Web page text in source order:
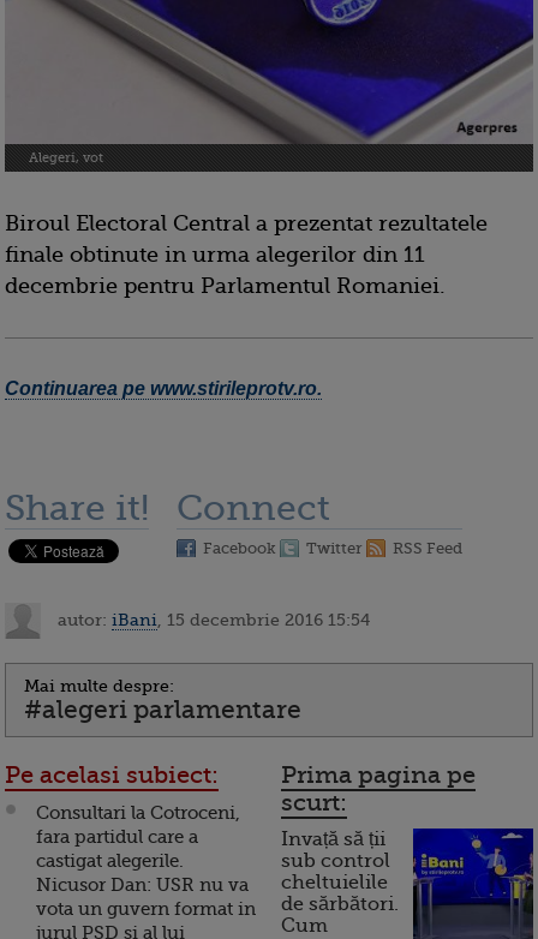
Alegeri, vot
Biroul Electoral Central a prezentat rezultatele
finale obtinute in urma alegerilor din 11
decembrie pentru Parlamentul Romaniei.
Continuarea pe www.stirileprotv.ro.
Share it! Connect
Facebook Twitter RSS Feed
autor: iBani , 15 decembrie 2016 15:54
Mai multe despre:
#alegeri parlamentare
Pe acelasi subiect:
Consultari la Cotroceni,
fara partidul care a
castigat alegerile.
Nicusor Dan: USR nu va
vota un guvern format in
jurul PSD si al lui
Prima pagina pe
scurt:
Invață să ții
sub control
cheltuielile
de sărbători.
Cum